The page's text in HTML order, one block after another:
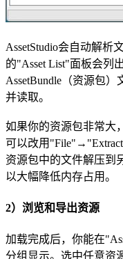
AssetStudio会自动解析
的"Asset List"面板会列
AssetBundle（资源包）
并读取。
如果你的资源包非常大
可以改用
资源包中的文件解压到
以大幅降低内存占用。
2）浏览和导出资源
加载完成后，你能在
分组显示。选中任意资